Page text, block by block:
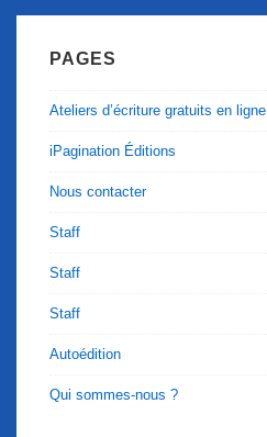
PAGES
Ateliers d’écriture gratuits en ligne
iPagination Éditions
Nous contacter
Staff
Staff
Staff
Autoédition
Qui sommes-nous ?